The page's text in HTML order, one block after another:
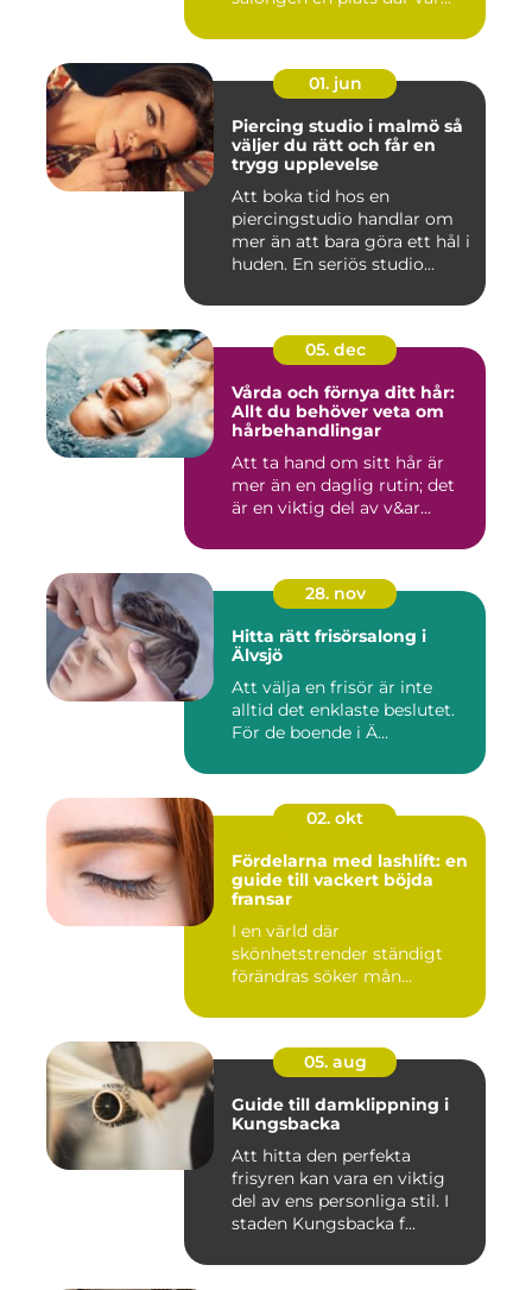
01. jun
Piercing studio i malmö så
väljer du rätt och får en
trygg upplevelse
Att boka tid hos en
piercingstudio handlar om
mer än att bara göra ett hål i
huden. En seriös studio...
05. dec
Vårda och förnya ditt hår:
Allt du behöver veta om
hårbehandlingar
Att ta hand om sitt hår är
mer än en daglig rutin; det
är en viktig del av v&ar...
28. nov
Hitta rätt frisörsalong i
Älvsjö
Att välja en frisör är inte
alltid det enklaste beslutet.
För de boende i Ä...
02. okt
Fördelarna med lashlift: en
guide till vackert böjda
fransar
I en värld där
skönhetstrender ständigt
förändras söker mån...
05. aug
Guide till damklippning i
Kungsbacka
Att hitta den perfekta
frisyren kan vara en viktig
del av ens personliga stil. I
staden Kungsbacka f...